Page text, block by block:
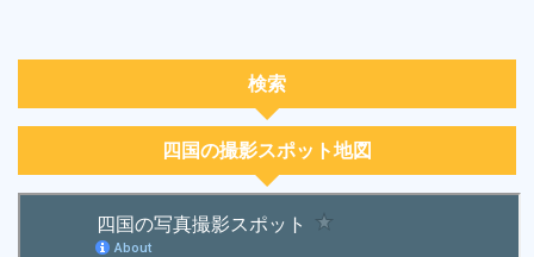
検索
四国の撮影スポット地図